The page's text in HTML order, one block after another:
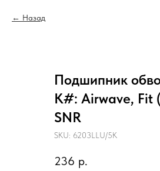
Назад
Подшипник
K#: Airwave, Fit
SNR
SKU: 6203LLU/5K
236 р.